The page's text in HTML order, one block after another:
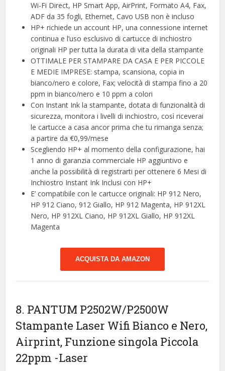
Wi-Fi Direct, HP Smart App, AirPrint, Formato A4, Fax,
ADF da 35 fogli, Ethernet, Cavo USB non è incluso
HP+ richiede un account HP, una connessione internet
continua e l’uso esclusivo di cartucce di inchiostro
originali HP per tutta la durata di vita della stampante
OTTIMALE PER STAMPARE DA CASA E PER PICCOLE
E MEDIE IMPRESE: stampa, scansiona, copia in
bianco/nero e colore, Fax; velocità di stampa fino a 20
ppm in bianco/nero e 10 ppm a colori
Con Instant Ink la stampante, dotata di funzionalità di
sicurezza, monitora i livelli di inchiostro, così riceverai
le cartucce a casa ancor prima che tu rimanga senza;
a partire da €0,99/mese
Scegliendo HP+ al momento della configurazione, hai
1 anno di garanzia commerciale HP aggiuntivo e
anche la possibilità di registrarti per ottenere 6 Mesi di
Inchiostro Instant Ink Inclusi con HP+
E’ compatibile con le cartucce originali: HP 912 Nero,
HP 912 Ciano, 912 Giallo, HP 912 Magenta, HP 912XL
Nero, HP 912XL Ciano, HP 912XL Giallo, HP 912XL
Magenta
ACQUISTA DA AMAZON
8. PANTUM P2502W/P2500W
Stampante Laser Wifi Bianco e Nero,
Airprint, Funzione singola Piccola
22ppm -Laser